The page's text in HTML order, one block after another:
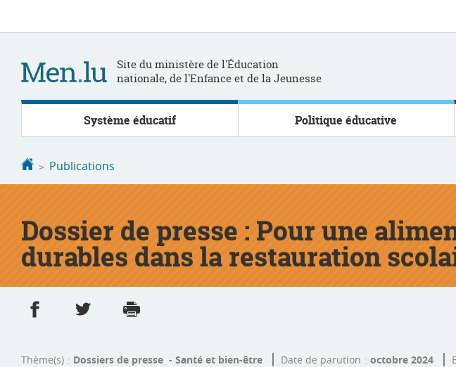
Site du ministère de l'Éducation
nationale, de l'Enfance et de la Jeunesse
Système éducatif Politique éducative
Accueil
Publications
Dossier de presse : Pour une
durables dans la restauration
Partager sur Facebook
Partager sur Twitter
Thème(s) Dossiers de presse - Santé et bien-être Date de parution octobre 2024